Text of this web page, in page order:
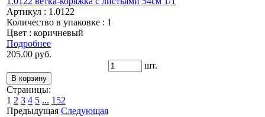
Артикул : 1.0122
Количество в упаковке : 1
Цвет : коричневый
Подробнее
205.00 руб.
шт.
Страницы:
1 2 3 4 5 ... 152
Предыдущая Следующая